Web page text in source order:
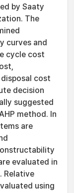
by Saaty
The
curves and
cycle cost
cost
decision
suggested
method. In
are
evaluated in
Relative
using